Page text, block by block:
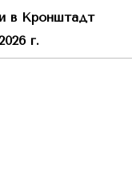
в Кронштадт
г.